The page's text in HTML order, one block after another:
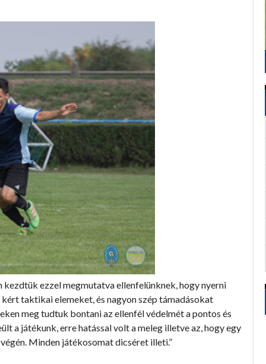
ezzel megmutatva ellenfelünknek, hogy nyerni
taktikai elemeket, és nagyon szép támadásokat
meg tudtuk bontani az ellenfél védelmét a pontos és
a játékunk, erre hatással volt a meleg illetve az, hogy egy
Minden játékosomat dicséret illeti.”